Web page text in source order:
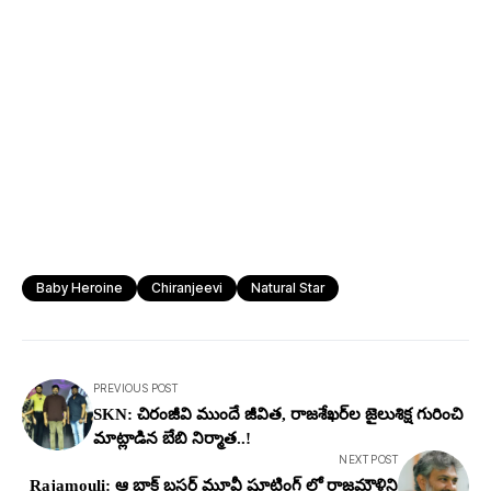
Baby Heroine Chiranjeevi Natural Star
PREVIOUS POST
SKN: చిరంజీవి ముందే జీవిత‌, రాజ‌శేఖ‌ర్‌ల జైలుశిక్ష గురించి
మాట్లాడిన బేబి నిర్మాత‌..!
NEXT POST
Rajamouli: ఆ బ్లాక్ బస్టర్ మూవీ షూటింగ్ లో రాజమౌళిని